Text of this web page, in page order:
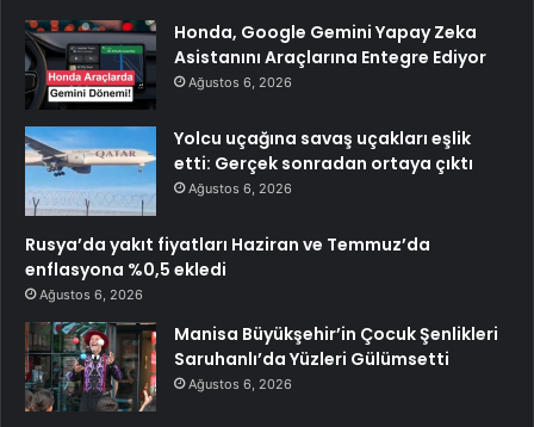
Honda, Google Gemini Yapay Zeka
Asistanını Araçlarına Entegre Ediyor
Ağustos 6, 2026
Yolcu uçağına savaş uçakları eşlik
etti: Gerçek sonradan ortaya çıktı
Ağustos 6, 2026
Rusya’da yakıt fiyatları Haziran ve Temmuz’da
enflasyona %0,5 ekledi
Ağustos 6, 2026
Manisa Büyükşehir’in Çocuk Şenlikleri
Saruhanlı’da Yüzleri Gülümsetti
Ağustos 6, 2026